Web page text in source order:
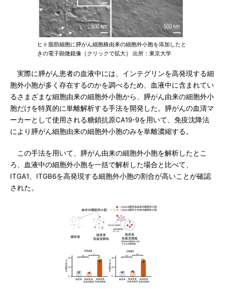
ヒト脂肪細胞に膵がん細胞株由来の細胞外小胞を添加したと
きの電子顕微鏡像［クリックで拡大］ 出所：東京大学
実際に膵がん患者の血液中には、インテグリンを高発現する細
胞外小胞が多く存在するのかを調べるため、血液中に含まれてい
るさまざまな細胞由来の細胞外小胞から、膵がん由来の細胞外小
胞だけを特異的に単離解析する手法を開発した。膵がんの血清マ
ーカーとして使用される糖鎖抗原CA19-9を用いて、免疫沈降法
により膵がん細胞由来の細胞外小胞のみを単離濃縮する。
この手法を用いて、膵がん由来の細胞外小胞を解析したとこ
ろ、血液中の細胞外小胞を一括で解析した場合と比べて、
ITGA1、ITGB6を高発現する細胞外小胞の割合が高いことが確認
された。